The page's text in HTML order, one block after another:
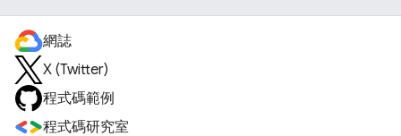
網誌
X (Twitter)
程式碼範例
程式碼研究室